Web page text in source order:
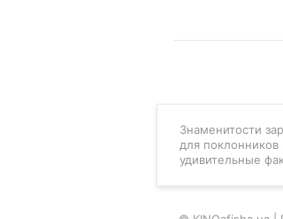
Знаменитости
для
удивительные